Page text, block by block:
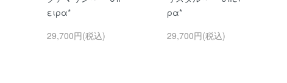
ειρα*
29,700円(税込)
ρα*
29,700円(税込)